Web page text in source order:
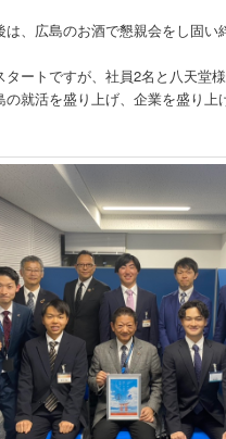
は、広島のお酒で懇親会をし固い
タートですが、社員2名と八天堂
の就活を盛り上げ、企業を盛り上